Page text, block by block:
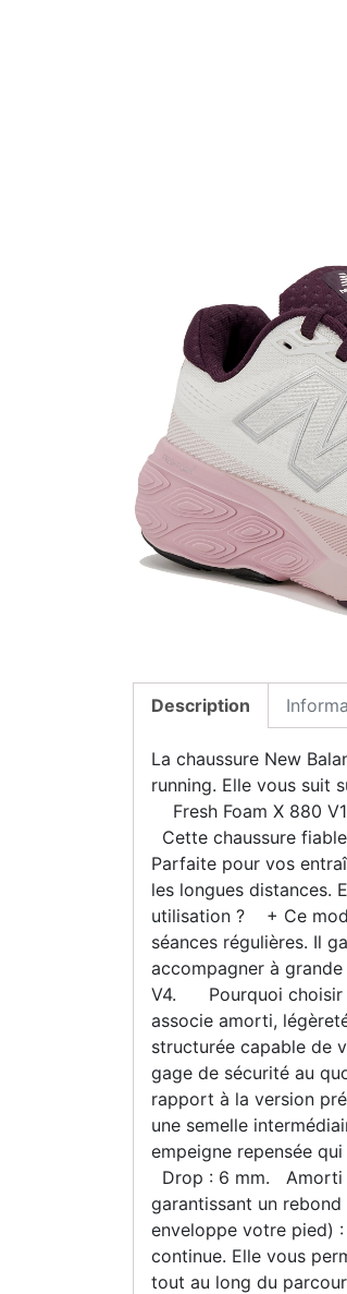
Description
La chaussure New
running. Elle vous suit
Fresh Foam X 880
Cette chaussure
Parfaite pour vos
les longues distances.
utilisation ? + Ce
séances régulières. Il
accompagner à
V4. Pourquoi choisir
associe amorti,
structurée capable de
gage de sécurité au
rapport à la version
une semelle
empeigne repensée
Drop : 6 mm. Amorti
garantissant un
enveloppe votre pied)
continue. Elle vous
tout au long du